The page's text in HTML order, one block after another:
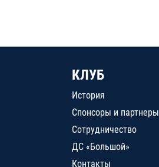
КЛУБ
История
Спонсоры и партнеры
Сотрудничество
ДС «Большой»
Контакты